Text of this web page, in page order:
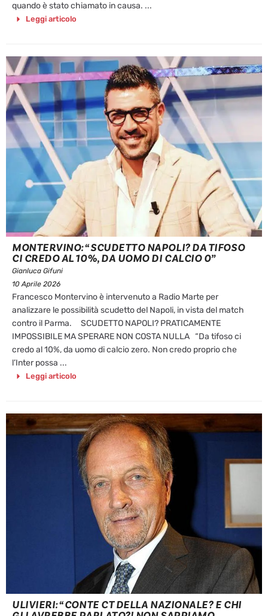
quando è stato chiamato in causa. ...
Leggi articolo
MONTERVINO: “SCUDETTO NAPOLI? DA TIFOSO
CI CREDO AL 10%, DA UOMO DI CALCIO 0”
Gianluca Gifuni
10 Aprile 2026
Francesco Montervino è intervenuto a Radio Marte per
analizzare le possibilità scudetto del Napoli, in vista del match
contro il Parma. SCUDETTO NAPOLI? PRATICAMENTE
IMPOSSIBILE MA SPERARE NON COSTA NULLA “Da tifoso ci
credo al 10%, da uomo di calcio zero. Non credo proprio che
l’Inter possa ...
Leggi articolo
ULIVIERI: “CONTE CT DELLA NAZIONALE? E CHI